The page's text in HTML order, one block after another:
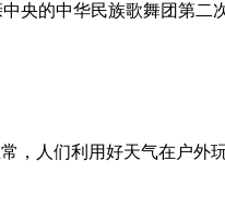
央的中华民族歌舞团第
，人们利用好天气在户外